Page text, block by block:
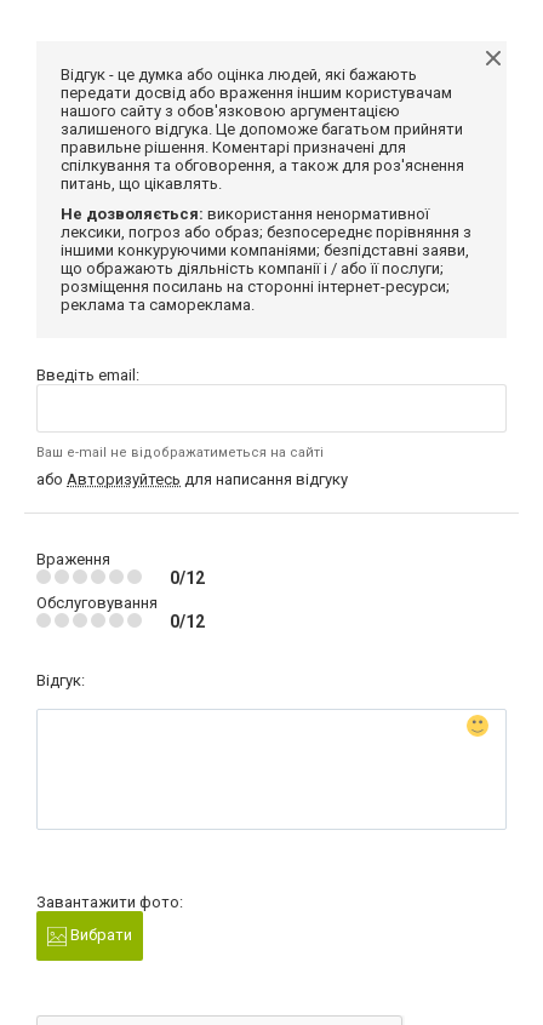
Відгук - це думка або оцінка людей, які бажають
передати досвід або враження іншим користувачам
нашого сайту з обов'язковою аргументацією
залишеного відгука. Це допоможе багатьом прийняти
правильне рішення. Коментарі призначені для
спілкування та обговорення, а також для роз'яснення
питань, що цікавлять.
Не дозволяється: використання ненормативної
лексики, погроз або образ; безпосереднє порівняння з
іншими конкуруючими компаніями; безпідставні заяви,
що ображають діяльність компанії і / або її послуги;
розміщення посилань на сторонні інтернет-ресурси;
реклама та самореклама.
Введіть email:
Ваш e-mail не відображатиметься на сайті
або Авторизуйтесь для написання відгуку
Враження
0/12
Обслуговування
0/12
Відгук:
Завантажити фото:
Вибрати